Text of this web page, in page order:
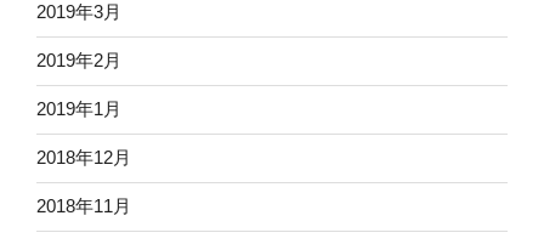
2019年3月
2019年2月
2019年1月
2018年12月
2018年11月